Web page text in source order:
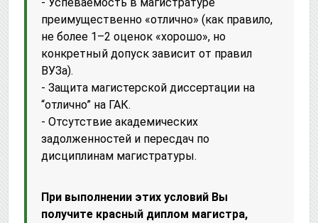
преимущественно «отлично» (как правило,
не более 1–2 оценок «хорошо», но
конкретный допуск зависит от правил
ВУЗа).
- Защита магистерской диссертации на
“отлично” на ГАК.
- Отсутствие академических
задолженностей и пересдач по
дисциплинам магистратуры.
При выполнении этих условий Вы
получите красный диплом магистра,